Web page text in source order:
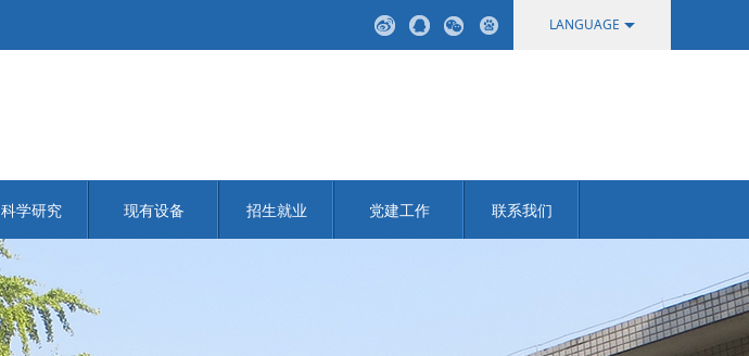
LANGUAGE
科学研究 现有设备 招生就业 党建工作 联系我们